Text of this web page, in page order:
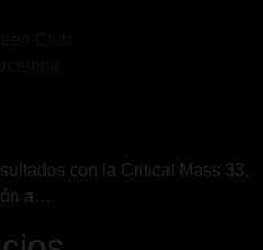
con la Critical Mass 33,
a…